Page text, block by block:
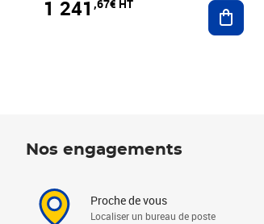
1 241 ,67€ HT
Nos engagements
Proche de vous
Localiser un bureau de poste